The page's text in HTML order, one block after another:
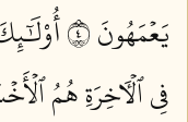
يَعۡمَهُونَ ٤
فِي ٱلۡأٓخِرَةِ هُمُ